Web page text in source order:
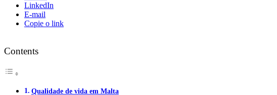
LinkedIn
E-mail
Copie o link
Contents
Qualidade de vida em Malta